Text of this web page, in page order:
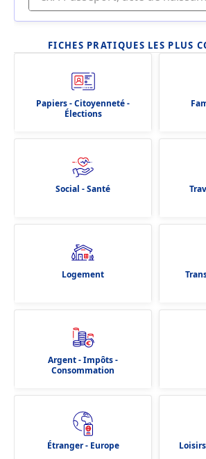
FICHES PRATIQUES LES PLUS
Papiers - Citoyenneté -
Élections
Social - Santé
Logement
Argent - Impôts -
Consommation
Étranger - Europe